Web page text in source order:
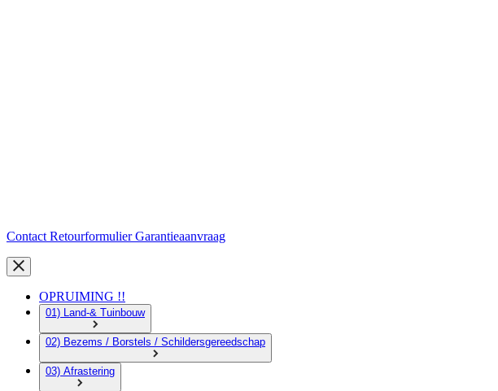
Contact RetourformulierGarantieaanvraag
OPRUIMING !!
01) Land-& Tuinbouw
02) Bezems / Borstels / Schildersgereedschap
03) Afrastering